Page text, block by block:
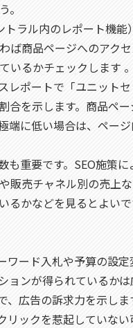
。
ラル内のレポート機能
商品ページへのアク
いるかチェックします 。
レポートで「ユニット
合を示します。商品ペ
に低い場合は、ペー
重要です。SEO施策
販売チャネル別の売上
かなどを見るとよいで
ワード入札や予算の設
ンが得られているかは
広告の訴求力を示し
ックを惹起していな